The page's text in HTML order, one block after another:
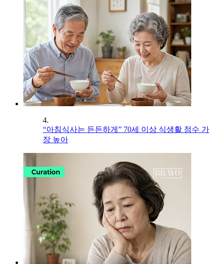
4.
“아침식사는 든든하게” 70세 이상 식생활 점수 가
장 높아